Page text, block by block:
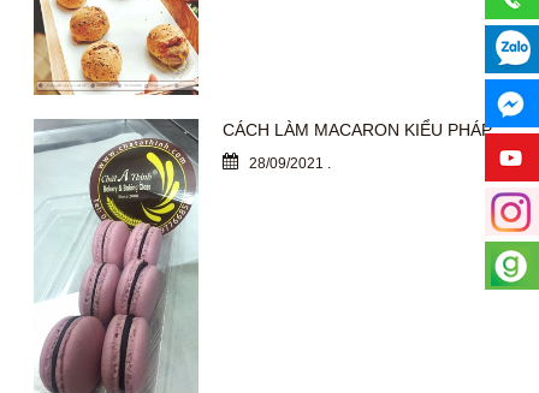
CÁCH LÀM MACARON KIỂU PHÁP
28/09/2021 .